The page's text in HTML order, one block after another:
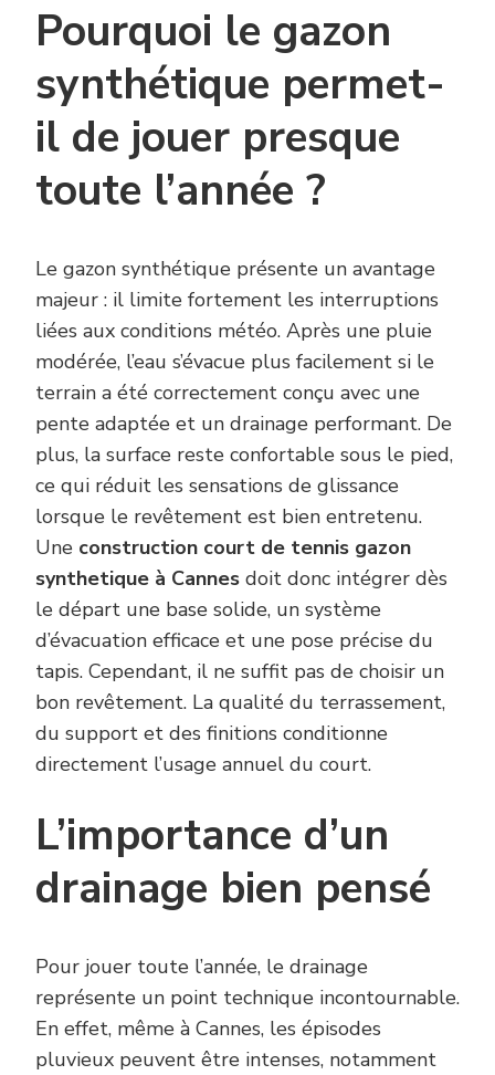
Pourquoi le gazon
synthétique permet-
il de jouer presque
toute l’année ?
Le gazon synthétique présente un avantage
majeur : il limite fortement les interruptions
liées aux conditions météo. Après une pluie
modérée, l’eau s’évacue plus facilement si le
terrain a été correctement conçu avec une
pente adaptée et un drainage performant. De
plus, la surface reste confortable sous le pied,
ce qui réduit les sensations de glissance
lorsque le revêtement est bien entretenu.
Une construction court de tennis gazon
synthetique à Cannes doit donc intégrer dès
le départ une base solide, un système
d’évacuation efficace et une pose précise du
tapis. Cependant, il ne suffit pas de choisir un
bon revêtement. La qualité du terrassement,
du support et des finitions conditionne
directement l’usage annuel du court.
L’importance d’un
drainage bien pensé
Pour jouer toute l’année, le drainage
représente un point technique incontournable.
En effet, même à Cannes, les épisodes
pluvieux peuvent être intenses, notamment